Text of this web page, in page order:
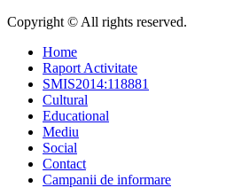
Copyright © All rights reserved.
Home
Raport Activitate
SMIS2014:118881
Cultural
Educational
Mediu
Social
Contact
Campanii de informare